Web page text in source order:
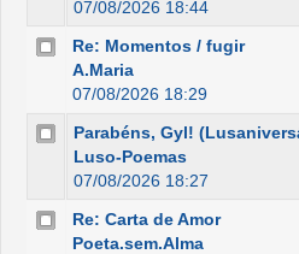
07/08/2026 18:44
Re: Momentos / fugir
A.Maria
07/08/2026 18:29
Parabéns, Gyl!
Luso-Poemas
07/08/2026 18:27
Re: Carta de Amor
Poeta.sem.Alma